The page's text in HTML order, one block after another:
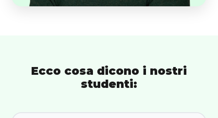
Ecco cosa dicono i nostri
studenti: